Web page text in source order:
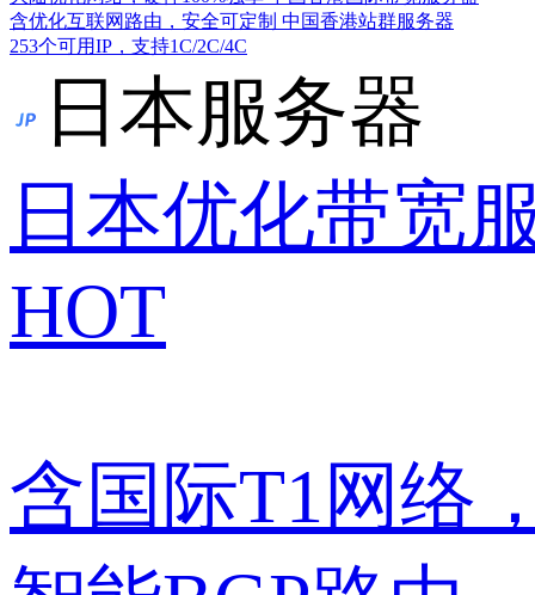
含优化互联网路由，安全可定制 中国香港站群服务器
253个可用IP，支持1C/2C/4C
日本服务器
日本优化带宽
HOT
含国际T1网络